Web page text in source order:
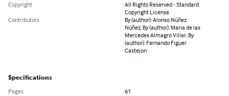
Copyright
All Rights Reserved - Standard
Copyright License
Contributors
By (author): Alonso Núñez
Núñez, By (author): Maria de las
Mercedes Almagro Villar, By
(author): Fernando Figuer
Castejon
Specifications
Pages
61